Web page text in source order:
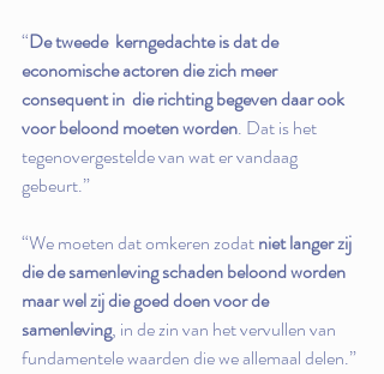
“De tweede  kerngedachte is dat de
economische actoren die zich meer
consequent in  die richting begeven daar ook
voor beloond moeten worden. Dat is het
tegenovergestelde van wat er vandaag
gebeurt.”
“We moeten dat omkeren zodat niet langer zij
die de samenleving schaden beloond worden
maar wel zij die goed doen voor de
samenleving, in de zin van het vervullen van
fundamentele waarden die we allemaal delen.”